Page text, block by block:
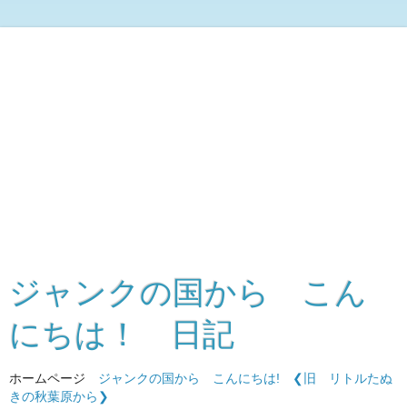
ジャンクの国から こん
にちは！ 日記
ホームページ ジャンクの国から こんにちは!
❮旧 リトルたぬ
きの秋葉原から❯